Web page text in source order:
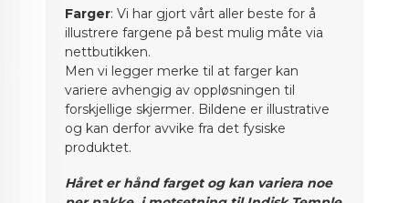
Farger: Vi har gjort vårt aller beste for å
illustrere fargene på best mulig måte via
nettbutikken.
Men vi legger merke til at farger kan
variere avhengig av oppløsningen til
forskjellige skjermer. Bildene er illustrative
og kan derfor avvike fra det fysiske
produktet.
Håret er hånd farget og kan variera noe